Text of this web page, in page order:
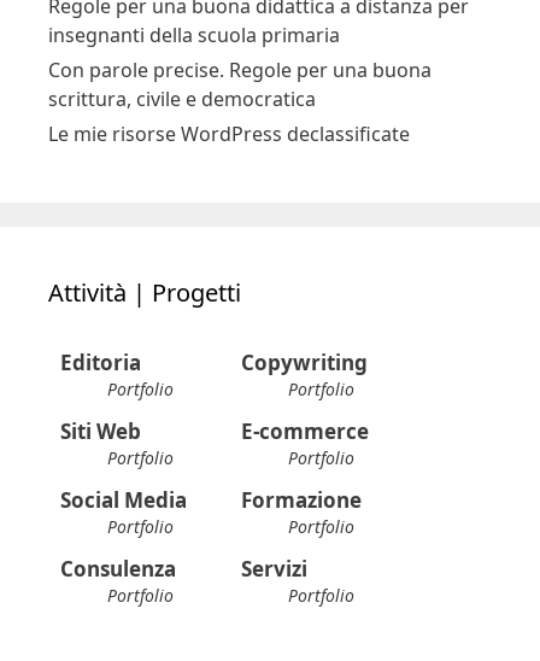
Regole per una buona didattica a distanza per
insegnanti della scuola primaria
Con parole precise. Regole per una buona
scrittura, civile e democratica
Le mie risorse WordPress declassificate
Attività | Progetti
Editoria
Portfolio
Copywriting
Portfolio
Siti Web
Portfolio
E-commerce
Portfolio
Social Media
Portfolio
Formazione
Portfolio
Consulenza
Portfolio
Servizi
Portfolio